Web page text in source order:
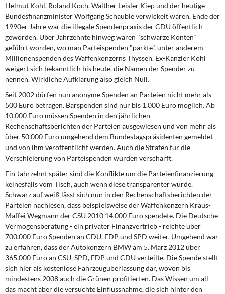
Eurokrise und Griechenland
DIE LINKE
Weitere Themen
Institut Solidarische Moderne
Rosa-Luxemburg-Stiftung
Über mich
Kontakt
Helmut Kohl, Roland Koch, Walther Leisler Kiep und der heutige
Bundesfinanzminister Wolfgang Schäuble verwickelt waren. Ende der
1990er Jahre war die illegale Spendenpraxis der CDU öffentlich
geworden. Über Jahrzehnte hinweg waren "schwarze Konten"
geführt worden, wo man Parteispenden "parkte", unter anderem
Millionenspenden des Waffenkonzerns Thyssen. Ex-Kanzler Kohl
weigert sich bekanntlich bis heute, die Namen der Spender zu
nennen. Wirkliche Aufklärung also gleich Null.
Seit 2002 dürfen nun anonyme Spenden an Parteien nicht mehr als
500 Euro betragen. Barspenden sind nur bis 1.000 Euro möglich. Ab
10.000 Euro müssen Spenden in den jährlichen
Rechenschaftsberichten der Parteien ausgewiesen und von mehr als
über 50.000 Euro umgehend dem Bundestagspräsidenten gemeldet
und von ihm veröffentlicht werden. Auch die Strafen für die
Verschleierung von Parteispenden wurden verschärft.
Ein Jahrzehnt später sind die Konflikte um die Parteienfinanzierung
keinesfalls vom Tisch, auch wenn diese transparenter wurde.
Schwarz auf weiß lässt sich nun in den Rechenschaftsberichten der
Parteien nachlesen, dass beispielsweise der Waffenkonzern Kraus-
Maffei Wegmann der CSU 2010 14.000 Euro spendete. Die Deutsche
Vermögensberatung - ein privater Finanzvertrieb - reichte über
700.000 Euro Spenden an CDU, FDP und SPD weiter. Umgehend war
zu erfahren, dass der Autokonzern BMW am 5. März 2012 über
365.000 Euro an CSU, SPD, FDP und CDU verteilte. Die Spende stellt
sich hier als kostenlose Fahrzeugüberlassung dar, wovon bis
mindestens 2008 auch die Grünen profitierten. Das Wissen um all
das macht aber die versuchte Einflussnahme, die sich hinter den